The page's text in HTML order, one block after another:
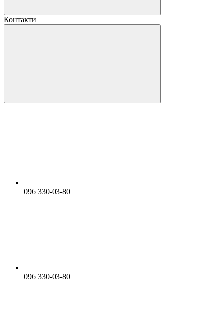
Контакти
096 330-03-80
096 330-03-80